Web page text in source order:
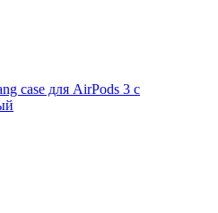
case для AirPods 3 с